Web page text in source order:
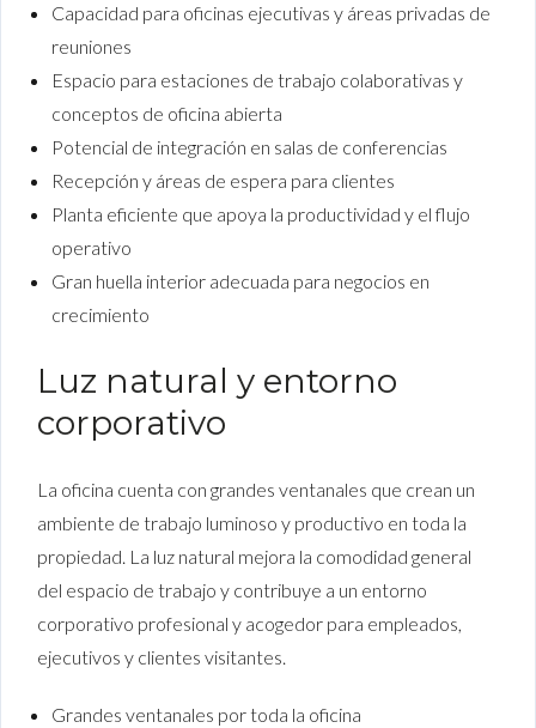
Capacidad para oficinas ejecutivas y áreas privadas de
reuniones
Espacio para estaciones de trabajo colaborativas y
conceptos de oficina abierta
Potencial de integración en salas de conferencias
Recepción y áreas de espera para clientes
Planta eficiente que apoya la productividad y el flujo
operativo
Gran huella interior adecuada para negocios en
crecimiento
Luz natural y entorno
corporativo
La oficina cuenta con grandes ventanales que crean un
ambiente de trabajo luminoso y productivo en toda la
propiedad. La luz natural mejora la comodidad general
del espacio de trabajo y contribuye a un entorno
corporativo profesional y acogedor para empleados,
ejecutivos y clientes visitantes.
Grandes ventanales por toda la oficina